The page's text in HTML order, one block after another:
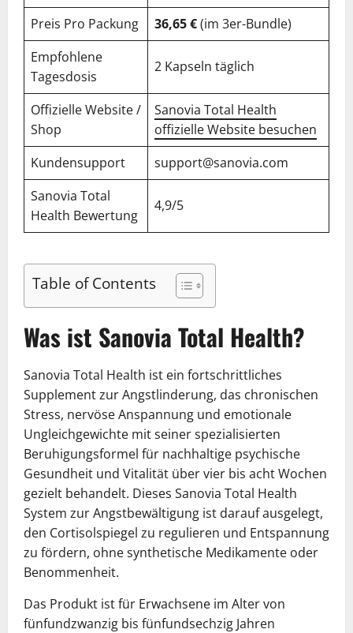
Preis Pro Packung 36,65 €(im 3er-Bundle)
Empfohlene
Tagesdosis
2 Kapseln täglich
Offizielle Website /
Shop
Sanovia Total Health
offizielle Website besuchen
Kundensupport
support@sanovia.com
Sanovia Total
Health Bewertung
4,9/5
Table of Contents
Was ist Sanovia Total Health?
Sanovia Total Health ist ein fortschrittliches
Supplement zur Angstlinderung, das chronischen
Stress, nervöse Anspannung und emotionale
Ungleichgewichte mit seiner spezialisierten
Beruhigungsformel für nachhaltige psychische
Gesundheit und Vitalität über vier bis acht Wochen
gezielt behandelt. Dieses Sanovia Total Health
System zur Angstbewältigung ist darauf ausgelegt,
den Cortisolspiegel zu regulieren und Entspannung
zu fördern, ohne synthetische Medikamente oder
Benommenheit.
Das Produkt ist für Erwachsene im Alter von
fünfundzwanzig bis fünfundsechzig Jahren